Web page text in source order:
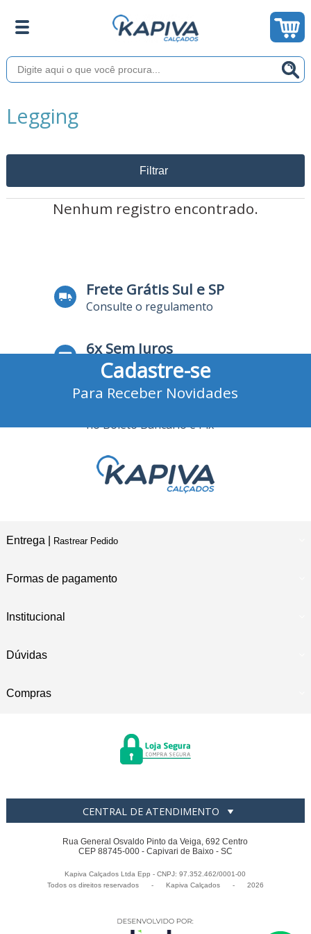
Legging
Filtrar
Nenhum registro encontrado.
Frete Grátis Sul e SP
Consulte o regulamento
6x Sem Juros
no Cartão de Crédito
no Boleto Bancário e Pix
Cadastre-se
Para Receber Novidades
Entrega | Rastrear Pedido
Formas de pagamento
Institucional
Dúvidas
Compras
CENTRAL DE ATENDIMENTO
Rua General Osvaldo Pinto da Veiga, 692 Centro
CEP 88745-000 - Capivari de Baixo - SC
Kapiva Calçados Ltda Epp - CNPJ: 97.352.462/0001-00
Todos os direitos reservados
- Kapiva Calçados - 2026